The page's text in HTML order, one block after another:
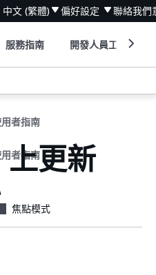
中文 (繁體) 偏好設定 聯絡我們
服務指南 開發人員工具
者指南
者指南更新
焦點模式